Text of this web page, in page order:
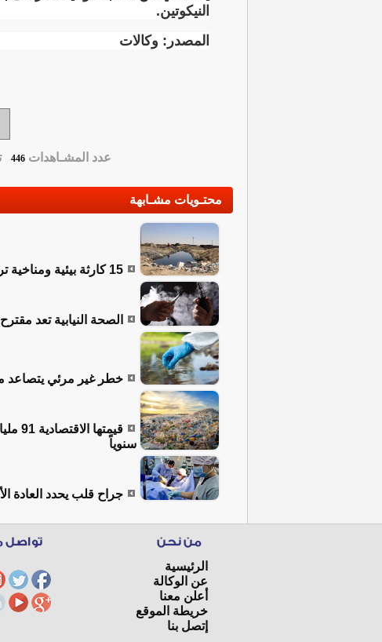
النيكوتين.
المصدر: وكالات
عدد المشـاهدات446
محتـويات مشـابهة
15 كارثة بيئية ومناخية ترسم ملامح أخطر التحديات التي تواجه العراق اليوم
الصحة النيابية تعد
خطر غير مرئي يتصاعد
سنوياً
جراح قلب يحدد العادة
الرئيسية
عن الوكالة
أعلن معنا
خريطة الموقع
إتصل بنا